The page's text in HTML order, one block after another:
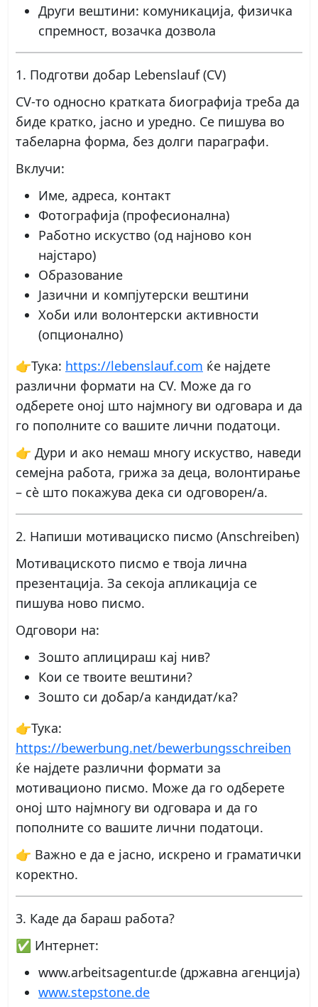
Други вештини: комуникација, физичка
спремност, возачка дозвола
1. Подготви добар Lebenslauf (CV)
CV-то односно кратката биографија треба да
биде кратко, јасно и уредно. Се пишува во
табеларна форма, без долги параграфи.
Вклучи:
Име, адреса, контакт
Фотографија (професионална)
Работно искуство (од најново кон
најстаро)
Образование
Јазични и компјутерски вештини
Хоби или волонтерски активности
(опционално)
👉Тука: https://lebenslauf.com ќе најдете
различни формати на CV. Може да го
одберете оној што најмногу ви одговара и да
го пополните со вашите лични податоци.
👉 Дури и ако немаш многу искуство, наведи
семејна работа, грижа за деца, волонтирање
– сè што покажува дека си одговорен/а.
2. Напиши мотивациско писмо (Anschreiben)
Мотивациското писмо е твоја лична
презентација. За секоја апликација се
пишува ново писмо.
Одговори на:
Зошто аплицираш кај нив?
Кои се твоите вештини?
Зошто си добар/а кандидат/ка?
👉Тука:
https://bewerbung.net/bewerbungsschreiben
ќе најдете различни формати за
мотивационо писмо. Може да го одберете
оној што најмногу ви одговара и да го
пополните со вашите лични податоци.
👉 Важно е да е јасно, искрено и граматички
коректно.
3. Каде да бараш работа?
✅ Интернет:
www.arbeitsagentur.de (државна агенција)
www.stepstone.de